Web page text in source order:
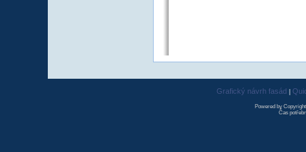
Grafický návrh fasád
Powered by
Čas